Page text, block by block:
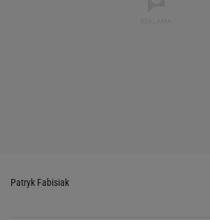
Patryk Fabisiak